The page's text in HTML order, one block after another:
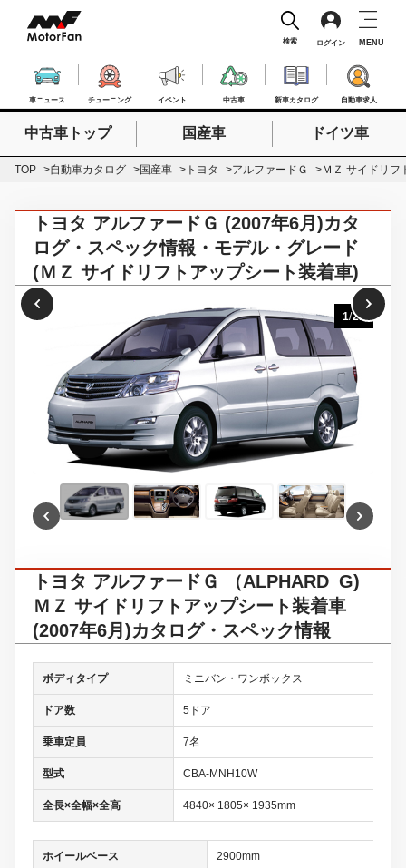
車ニュース チューニング イベント 中古車 新車カタログ 自動車求人
検索 ログイン MENU
検索したいキーワードを入力
検索
中古車トップ 国産車 ドイツ車
TOP 自動車カタログ 国産車 トヨタ アルファードＧ ＭＺ サイドリフ
トヨタ アルファードＧ (2007年6月)カタ
ログ・スペック情報・モデル・グレード
(ＭＺ サイドリフトアップシート装着車)
1/21
トヨタ アルファードＧ （ALPHARD_G)
ＭＺ サイドリフトアップシート装着車
(2007年6月)カタログ・スペック情報
ボディタイプ ミニバン・ワンボックス
ドア数 5ドア
乗車定員 7名
型式 CBA-MNH10W
全長×全幅×全高 4840× 1805× 1935mm
ホイールベース 2900mm